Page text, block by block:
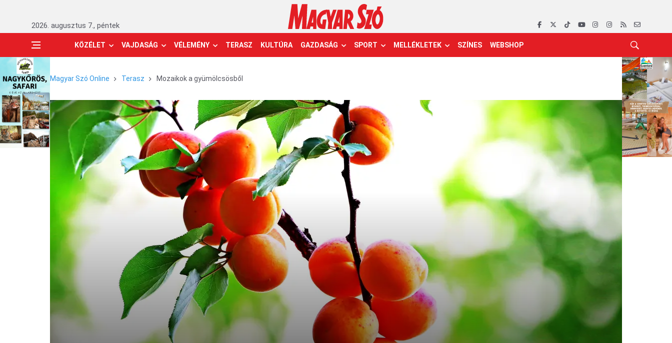
2026. augusztus 7., péntek
KÖZÉLET VAJDASÁG VÉLEMÉNY TERASZ KULTÚRA GAZDASÁG SPORT MELLÉKLETEK SZÍNES WEBSHOP
Magyar Szó Online Terasz Mozaikok a gyümölcsösből